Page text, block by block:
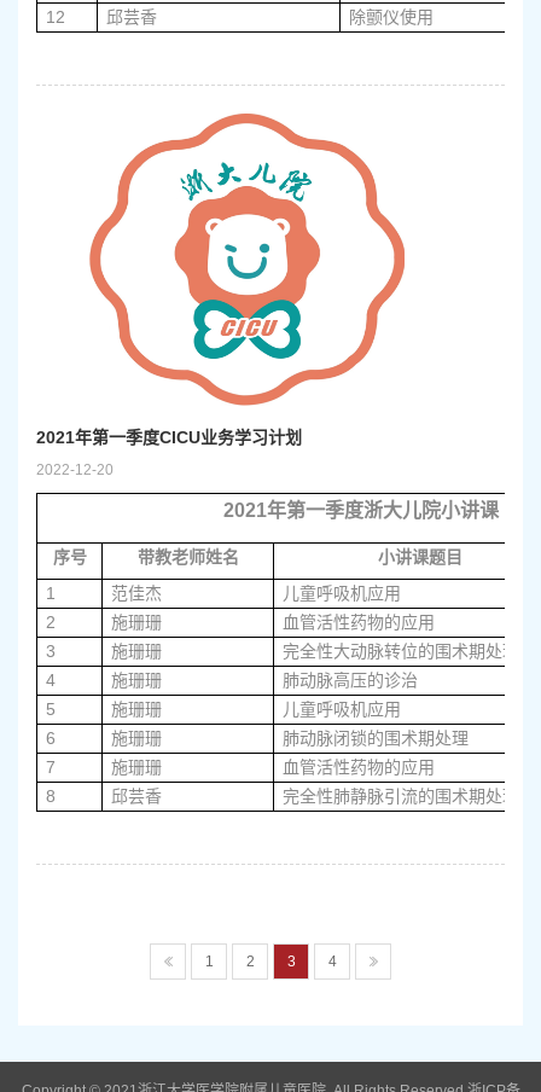
12
邱芸香 除颤仪使用
2022-12-20
2021年第一季度CICU业务学习计划
2021年第一季度浙大儿院小讲课
序号 带教老师姓名
小讲课题目
1
范佳杰
儿童呼吸机应用
2
施珊珊
血管活性药物的应用
3
施珊珊
完全性大动脉转位的围术期处理
4
施珊珊
肺动脉高压的诊治
5
施珊珊
儿童呼吸机应用
6
施珊珊
肺动脉闭锁的围术期处理
7
施珊珊
血管活性药物的应用
8
邱芸香 完全性肺静脉引流的围术期处理
1 2 3 4